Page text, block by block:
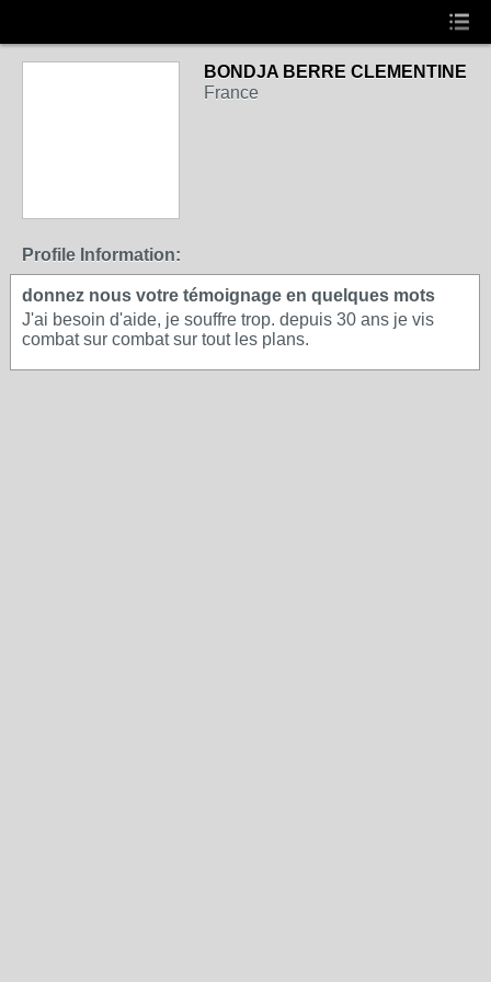
BONDJA BERRE CLEMENTINE
France
Profile Information:
donnez nous votre témoignage en quelques mots
J'ai besoin d'aide, je souffre trop. depuis 30 ans je vis
combat sur combat sur tout les plans.